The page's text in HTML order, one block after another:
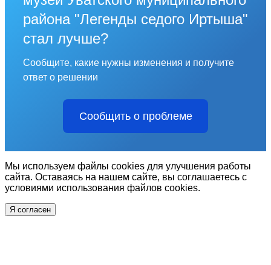
района "Легенды седого Иртыша"
стал лучше?
Сообщите, какие нужны изменения и получите
ответ о решении
Сообщить о проблеме
Мы используем файлы cookies для улучшения работы
сайта. Оставаясь на нашем сайте, вы соглашаетесь с
условиями использования файлов cookies.
Я согласен